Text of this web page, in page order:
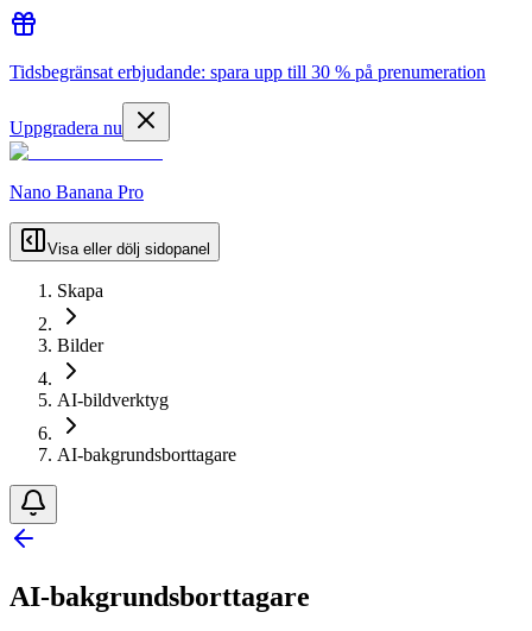
Tidsbegränsat erbjudande: spara upp till 30 % på prenumeration
Uppgradera nu
Nano Banana Pro
Visa eller dölj sidopanel
Skapa
Bilder
AI-bildverktyg
AI-bakgrundsborttagare
AI-bakgrundsborttagare